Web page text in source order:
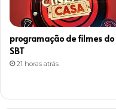
programação de filmes do
SBT
21 horas atrás